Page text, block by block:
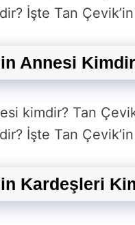
İşte Tan
Annesi
kimdir? Tan
İşte Tan
Kardeşleri